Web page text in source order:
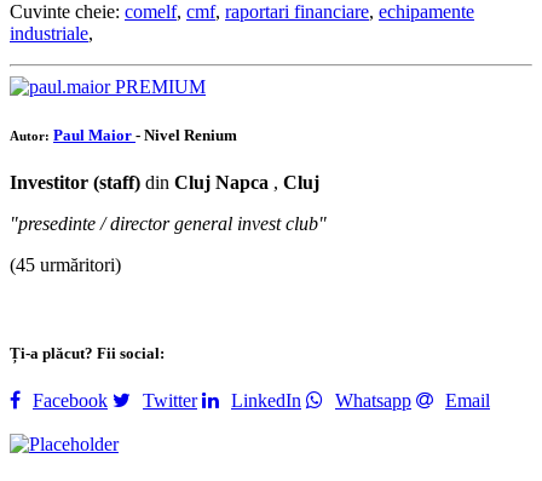
Cuvinte cheie: comelf, cmf, raportari financiare, echipamente
industriale,
PREMIUM
Autor: Paul Maior - Nivel Renium
Investitor (staff) din Cluj Napca , Cluj
"presedinte / director general invest club"
(45 urmăritori)
Ți-a plăcut? Fii social:
Facebook Twitter LinkedIn Whatsapp Email